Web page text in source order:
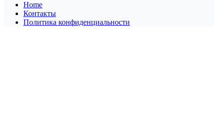
Home
Контакты
Политика конфиденциальности